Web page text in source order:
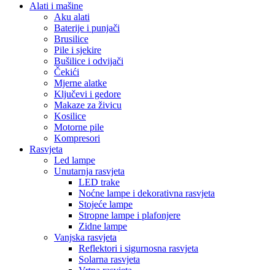
Alati i mašine
Aku alati
Baterije i punjači
Brusilice
Pile i sjekire
Bušilice i odvijači
Čekići
Mjerne alatke
Ključevi i gedore
Makaze za živicu
Kosilice
Motorne pile
Kompresori
Rasvjeta
Led lampe
Unutarnja rasvjeta
LED trake
Noćne lampe i dekorativna rasvjeta
Stojeće lampe
Stropne lampe i plafonjere
Zidne lampe
Vanjska rasvjeta
Reflektori i sigurnosna rasvjeta
Solarna rasvjeta